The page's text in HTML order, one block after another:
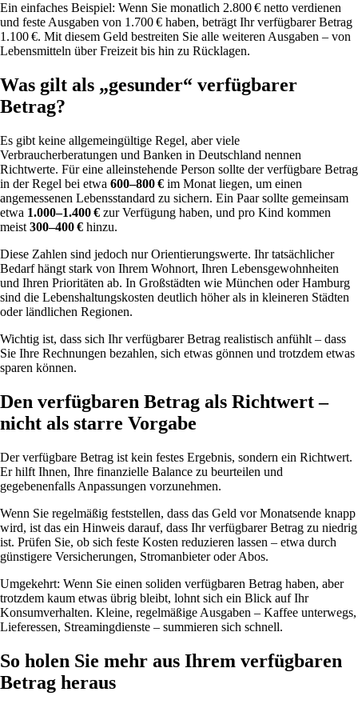
Ein einfaches Beispiel: Wenn Sie monatlich 2.800 € netto verdienen
und feste Ausgaben von 1.700 € haben, beträgt Ihr verfügbarer Betrag
1.100 €. Mit diesem Geld bestreiten Sie alle weiteren Ausgaben – von
Lebensmitteln über Freizeit bis hin zu Rücklagen.
Was gilt als „gesunder“ verfügbarer
Betrag?
Es gibt keine allgemeingültige Regel, aber viele
Verbraucherberatungen und Banken in Deutschland nennen
Richtwerte. Für eine alleinstehende Person sollte der verfügbare Betrag
in der Regel bei etwa 600–800 € im Monat liegen, um einen
angemessenen Lebensstandard zu sichern. Ein Paar sollte gemeinsam
etwa 1.000–1.400 € zur Verfügung haben, und pro Kind kommen
meist 300–400 € hinzu.
Diese Zahlen sind jedoch nur Orientierungswerte. Ihr tatsächlicher
Bedarf hängt stark von Ihrem Wohnort, Ihren Lebensgewohnheiten
und Ihren Prioritäten ab. In Großstädten wie München oder Hamburg
sind die Lebenshaltungskosten deutlich höher als in kleineren Städten
oder ländlichen Regionen.
Wichtig ist, dass sich Ihr verfügbarer Betrag realistisch anfühlt – dass
Sie Ihre Rechnungen bezahlen, sich etwas gönnen und trotzdem etwas
sparen können.
Den verfügbaren Betrag als Richtwert –
nicht als starre Vorgabe
Der verfügbare Betrag ist kein festes Ergebnis, sondern ein Richtwert.
Er hilft Ihnen, Ihre finanzielle Balance zu beurteilen und
gegebenenfalls Anpassungen vorzunehmen.
Wenn Sie regelmäßig feststellen, dass das Geld vor Monatsende knapp
wird, ist das ein Hinweis darauf, dass Ihr verfügbarer Betrag zu niedrig
ist. Prüfen Sie, ob sich feste Kosten reduzieren lassen – etwa durch
günstigere Versicherungen, Stromanbieter oder Abos.
Umgekehrt: Wenn Sie einen soliden verfügbaren Betrag haben, aber
trotzdem kaum etwas übrig bleibt, lohnt sich ein Blick auf Ihr
Konsumverhalten. Kleine, regelmäßige Ausgaben – Kaffee unterwegs,
Lieferessen, Streamingdienste – summieren sich schnell.
So holen Sie mehr aus Ihrem verfügbaren
Betrag heraus